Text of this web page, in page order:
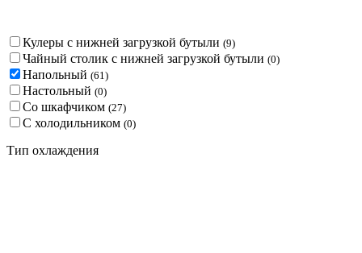
Кулеры с нижней загрузкой бутыли (9)
Чайный столик с нижней загрузкой бутыли (0)
Напольный (61 )
Настольный (0)
Со шкафчиком (27)
С холодильником (0)
Тип охлаждения